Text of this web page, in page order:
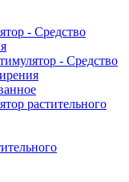
- Средство
- Средство
растительного